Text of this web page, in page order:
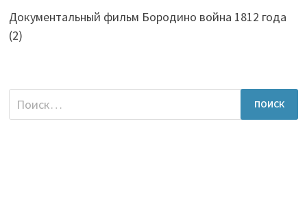
Документальный фильм Бородино война 1812 года
(2)
Найти: